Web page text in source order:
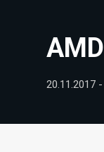
20.11.2017